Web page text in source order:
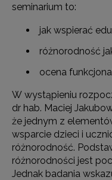
seminarium to:
jak wspierać
różnorodność
ocena
W wystąpieniu
dr hab. Maciej
że jednym z
wsparcie dzieci i
różnorodność.
różnorodności jest
Jednak badania